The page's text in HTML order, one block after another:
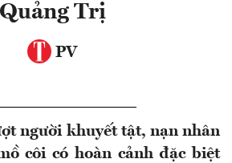
Quảng Trị
PV
người khuyết tật, nạn nhân
côi có hoàn cảnh đặc biệt